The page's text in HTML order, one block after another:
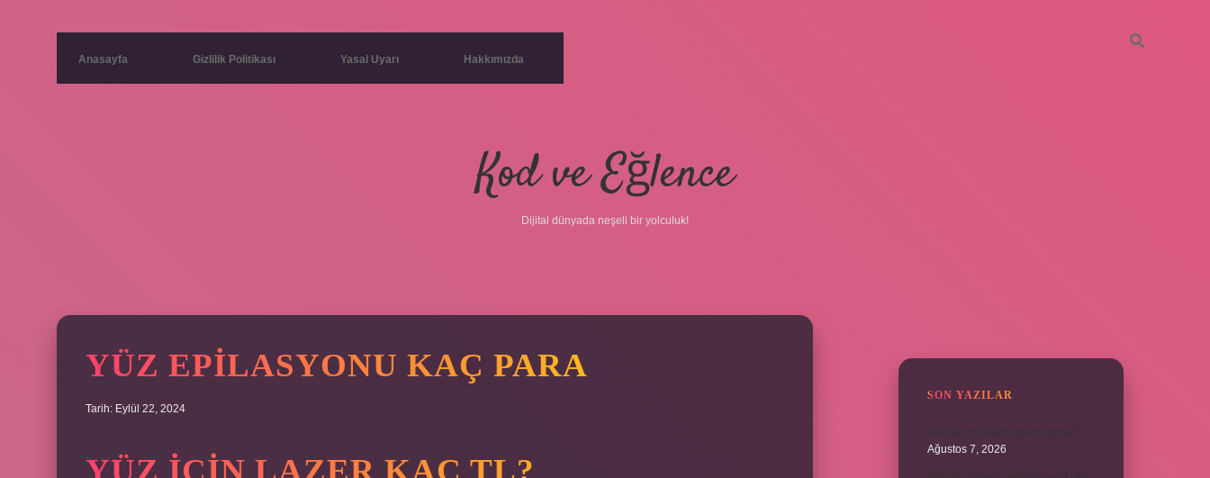
Anasayfa Gizlilik Politikası Yasal Uyarı Hakkımızda
Kod ve Eğlence
Dijital dünyada neşeli bir yolculuk!
YÜZ EPILASYONU KAÇ PARA
Tarih: Eylül 22, 2024
YÜZ IÇIN LAZER KAÇ TL?
SON YAZILAR
Kavşağın Türkçe anlamı nedir ?
Ağustos 7, 2026